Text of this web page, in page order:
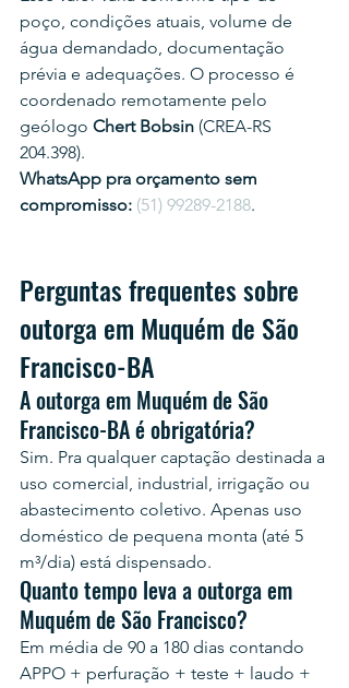
poço, condições atuais, volume de
água demandado, documentação
prévia e adequações. O processo é
coordenado remotamente pelo
geólogo Chert Bobsin (CREA-RS
204.398).
WhatsApp pra orçamento sem
compromisso: (51) 99289-2188.
Perguntas frequentes sobre
outorga em Muquém de São
Francisco-BA
A outorga em Muquém de São
Francisco-BA é obrigatória?
Sim. Pra qualquer captação destinada a
uso comercial, industrial, irrigação ou
abastecimento coletivo. Apenas uso
doméstico de pequena monta (até 5
m³/dia) está dispensado.
Quanto tempo leva a outorga em
Muquém de São Francisco?
Em média de 90 a 180 dias contando
APPO + perfuração + teste + laudo +